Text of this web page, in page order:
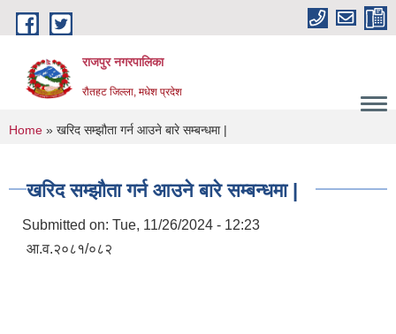
Skip to main content
राजपुर नगरपालिका
रौतहट जिल्ला, मधेश प्रदेश
You are here
Home » खरिद सम्झौता गर्न आउने बारे सम्बन्धमा |
खरिद सम्झौता गर्न आउने बारे सम्बन्धमा |
Submitted on: Tue, 11/26/2024 - 12:23
आ.व.२०८१/०८२